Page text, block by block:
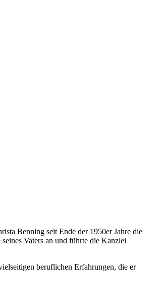
Benning seit Ende der 1950er Jahre die
Vaters an und führte die Kanzlei
beruflichen Erfahrungen, die er